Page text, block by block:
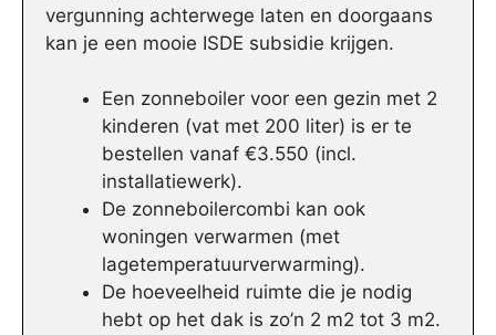
vergunning achterwege laten en doorgaans
kan je een mooie ISDE subsidie krijgen.
Een zonneboiler voor een gezin met 2
kinderen (vat met 200 liter) is er te
bestellen vanaf €3.550 (incl.
installatiewerk).
De zonneboilercombi kan ook
woningen verwarmen (met
lagetemperatuurverwarming).
De hoeveelheid ruimte die je nodig
hebt op het dak is zo’n 2 m2 tot 3 m2.